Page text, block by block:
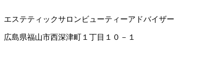
エステティックサロン ビューティーアドバイザー
広島県福山市西深津町１丁目１０－１